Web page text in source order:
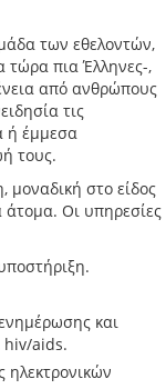
των εθελοντών,
τώρα πια Έλληνες-,
από ανθρώπους
τις
ή έμμεσα
τους.
μοναδική στο είδος
άτομα. Οι υπηρεσίες
και
hiv/aids.
ηλεκτρονικών